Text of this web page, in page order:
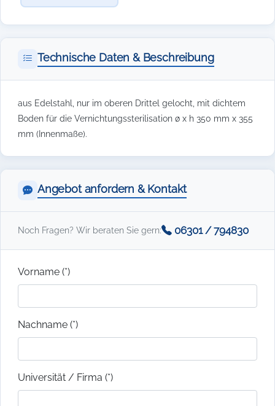
Technische Daten & Beschreibung
aus Edelstahl, nur im oberen Drittel gelocht, mit dichtem
Boden für die Vernichtungssterilisation ø x h 350 mm x 355
mm (Innenmaße).
Angebot anfordern & Kontakt
Noch Fragen? Wir beraten Sie gern: 06301 / 794830
Vorname (*)
Nachname (*)
Universität / Firma (*)